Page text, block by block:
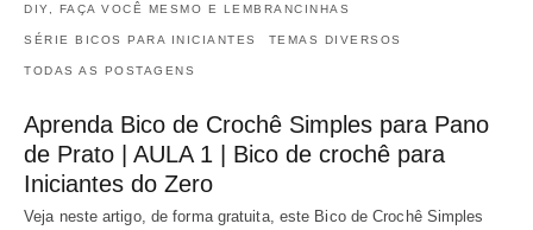
DIY, FAÇA VOCÊ MESMO E LEMBRANCINHAS
SÉRIE BICOS PARA INICIANTES TEMAS DIVERSOS
TODAS AS POSTAGENS
Aprenda Bico de Crochê Simples para Pano
de Prato | AULA 1 | Bico de crochê para
Iniciantes do Zero
Veja neste artigo, de forma gratuita, este Bico de Crochê Simples